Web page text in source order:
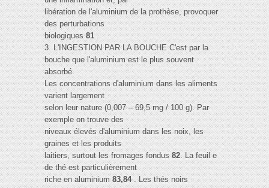
libération de l'aluminium de la prothèse, provoquer
des perturbations
biologiques81.
3. L'INGESTION PAR LA BOUCHE C'est par la
bouche que l'aluminium est le plus souvent
absorbé.
Les concentrations d'aluminium dans les aliments
varient largement
selon leur nature (0,007 – 69,5 mg / 100 g). Par
exemple on trouve des
niveaux élevés d'aluminium dans les noix, les
graines et les produits
laitiers, surtout les fromages fondus82. La feuil e
de thé est particulièrement
riche en aluminium83,84. Les thés noirs